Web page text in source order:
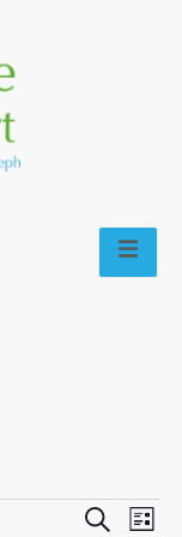
Recherche
Liste